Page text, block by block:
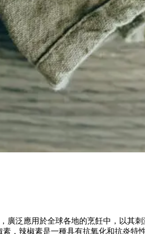
廣泛應用於全球各地的烹飪中，以其
，辣椒素是一種具有抗氧化和抗炎